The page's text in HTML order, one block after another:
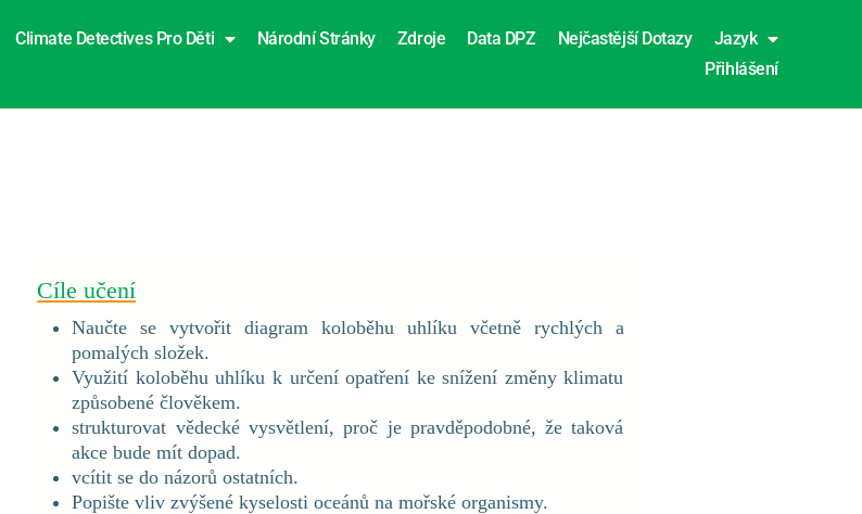
Climate Detectives Pro Děti Národní Stránky Zdroje Data DPZ Nejčastější Dotazy
Jazyk
Přihlášení
Cíle učení
Naučte se vytvořit diagram koloběhu uhlíku včetně rychlých a
pomalých složek.
Využití koloběhu uhlíku k určení opatření ke snížení změny klimatu
způsobené člověkem.
strukturovat vědecké vysvětlení, proč je pravděpodobné, že taková
akce bude mít dopad.
vcítit se do názorů ostatních.
Popište vliv zvýšené kyselosti oceánů na mořské organismy.